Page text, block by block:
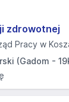
zdrowotnej
Pracy w
(Gadom -